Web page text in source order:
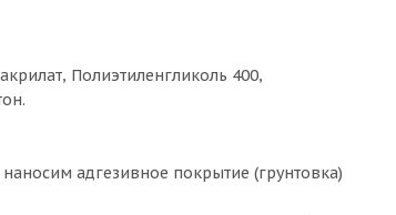
Полиэтиленгликоль 400,
адгезивное покрытие (грунтовка)